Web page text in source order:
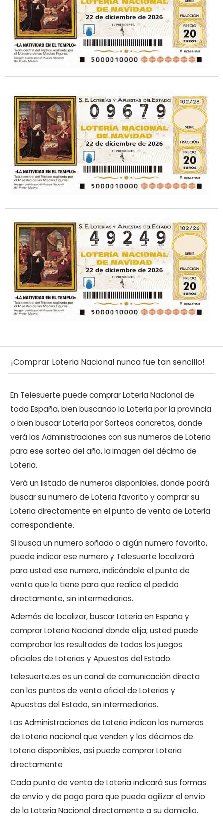
¡Comprar Loteria Nacional nunca fue tan sencillo!
En Telesuerte puede comprar Loteria Nacional de
toda España, bien buscando la Loteria por la provincia
o bien buscar Loteria por Sorteos concretos, donde
verá las Administraciones con sus numeros de Loteria
para ese sorteo del año, la imagen del décimo de
Loteria.
Verá un listado de numeros disponibles, donde podrá
buscar su numero de Loteria favorito y comprar su
Loteria directamente en el punto de venta de Loteria
correspondiente.
Si busca un numero soñado o algún numero favorito,
puede indicar ese numero y Telesuerte localizará
para usted ese numero, indicándole el punto de
venta que lo tiene para que realice el pedido
directamente, sin intermediarios.
Además de localizar, buscar Loteria en España y
comprar Loteria Nacional donde elija, usted puede
comprobar los resultados de todos los juegos
oficiales de Loterias y Apuestas del Estado.
telesuerte.es es un canal de comunicación directa
con los puntos de venta oficial de Loterias y
Apuestas del Estado, sin intermediarios.
Las Administraciones de Loteria indican los numeros
de Loteria nacional que venden y los décimos de
Loteria disponibles, así puede comprar Loteria
directamente
Cada punto de venta de Loteria indicará sus formas
de envío y de pago para que pueda agilizar el envío
de la Loteria Nacional directamente a su domicilio.